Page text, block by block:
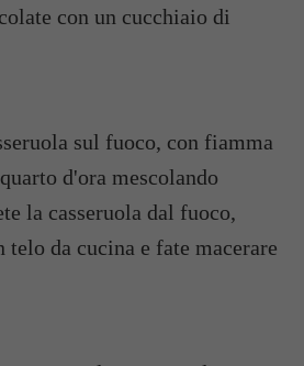
con un cucchiaio di
d'ora mescolando
la casseruola dal fuoco,
telo da cucina e fate macerare